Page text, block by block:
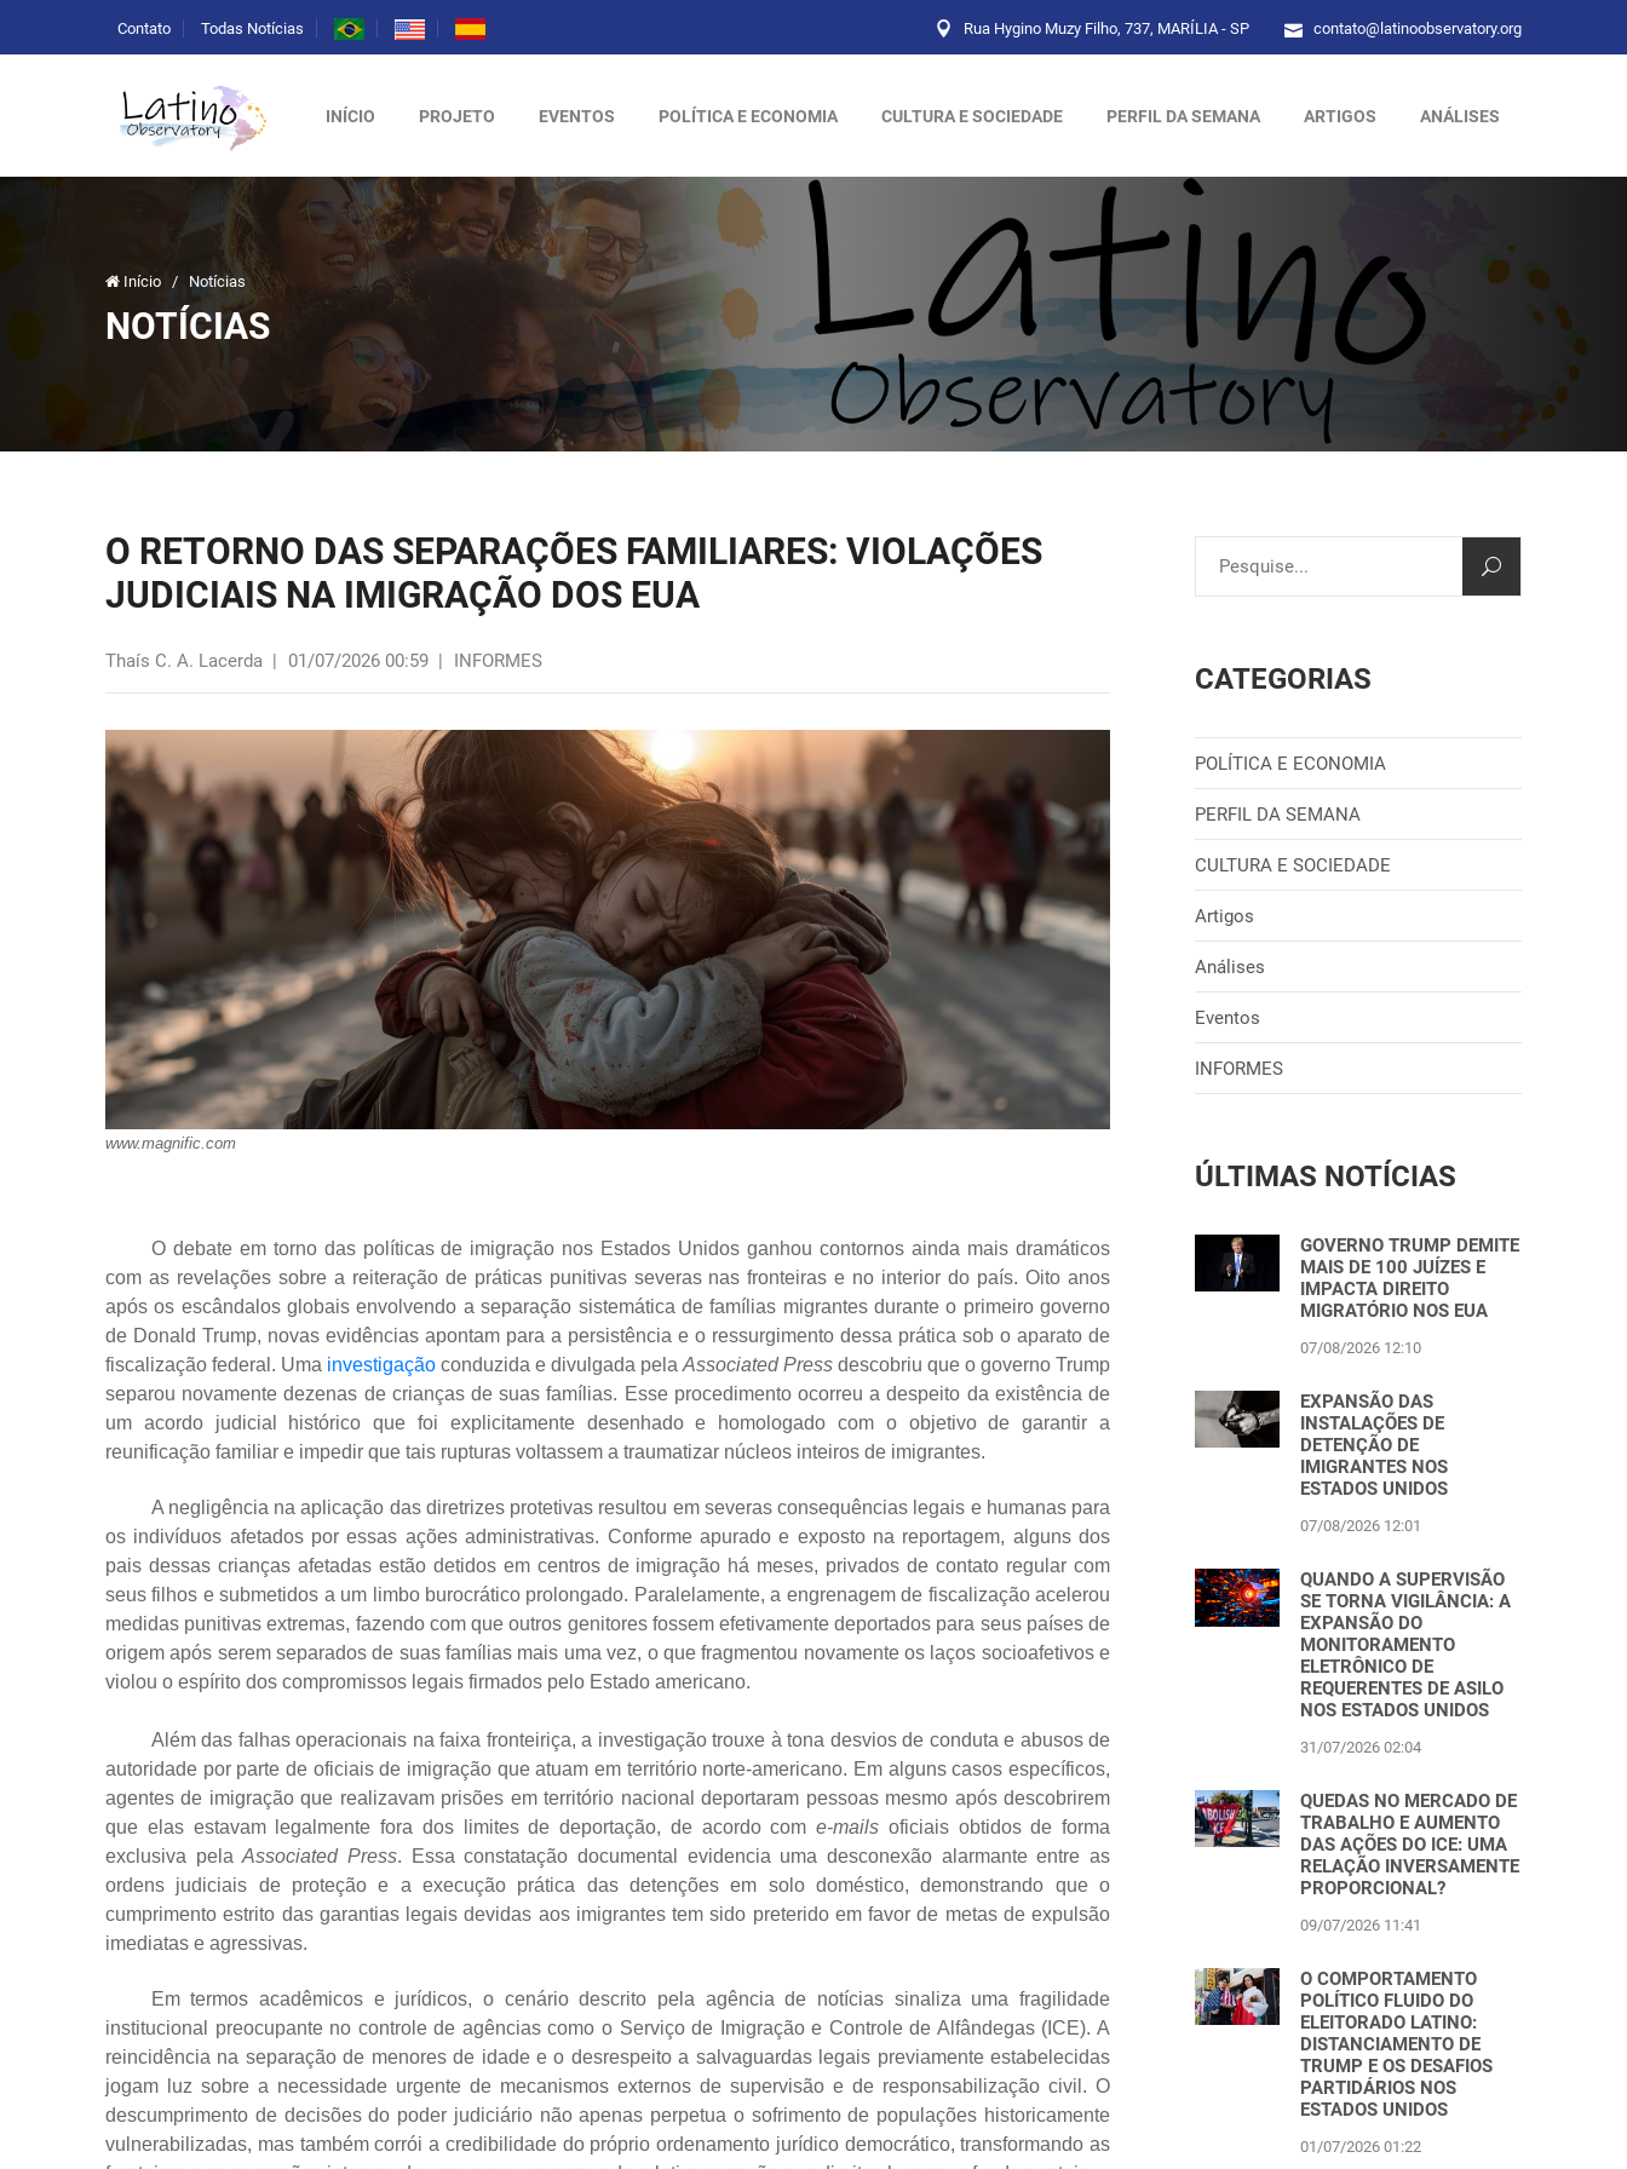
Contato Todas Notícias Rua Hygino Muzy Filho, 737, MARÍLIA - SP contato@latinoobservatory.org
INÍCIO PROJETO EVENTOS POLÍTICA E ECONOMIA CULTURA E SOCIEDADE PERFIL DA SEMANA ARTIGOS ANÁLISES
Início / Notícias
NOTÍCIAS
O RETORNO DAS SEPARAÇÕES FAMILIARES: VIOLAÇÕES
JUDICIAIS NA IMIGRAÇÃO DOS EUA
Thaís C. A. Lacerda | 01/07/2026 00:59 | INFORMES
www.magnific.com
O debate em torno das políticas de imigração nos Estados Unidos ganhou contornos ainda mais dramáticos
com as revelações sobre a reiteração de práticas punitivas severas nas fronteiras e no interior do país. Oito anos
após os escândalos globais envolvendo a separação sistemática de famílias migrantes durante o primeiro governo
de Donald Trump, novas evidências apontam para a persistência e o ressurgimento dessa prática sob o aparato de
fiscalização federal. Uma investigação conduzida e divulgada pela Associated Press descobriu que o governo Trump
separou novamente dezenas de crianças de suas famílias. Esse procedimento ocorreu a despeito da existência de
um acordo judicial histórico que foi explicitamente desenhado e homologado com o objetivo de garantir a
reunificação familiar e impedir que tais rupturas voltassem a traumatizar núcleos inteiros de imigrantes.
A negligência na aplicação das diretrizes protetivas resultou em severas consequências legais e humanas para
os indivíduos afetados por essas ações administrativas. Conforme apurado e exposto na reportagem, alguns dos
pais dessas crianças afetadas estão detidos em centros de imigração há meses, privados de contato regular com
seus filhos e submetidos a um limbo burocrático prolongado. Paralelamente, a engrenagem de fiscalização acelerou
medidas punitivas extremas, fazendo com que outros genitores fossem efetivamente deportados para seus países de
origem após serem separados de suas famílias mais uma vez, o que fragmentou novamente os laços socioafetivos e
violou o espírito dos compromissos legais firmados pelo Estado americano.
Além das falhas operacionais na faixa fronteiriça, a investigação trouxe à tona desvios de conduta e abusos de
autoridade por parte de oficiais de imigração que atuam em território norte-americano. Em alguns casos específicos,
agentes de imigração que realizavam prisões em território nacional deportaram pessoas mesmo após descobrirem
que elas estavam legalmente fora dos limites de deportação, de acordo com e-mails oficiais obtidos de forma
exclusiva pelaAssociated Press. Essa constatação documental evidencia uma desconexão alarmante entre as
ordens judiciais de proteção e a execução prática das detenções em solo doméstico, demonstrando que o
cumprimento estrito das garantias legais devidas aos imigrantes tem sido preterido em favor de metas de expulsão
imediatas e agressivas.
Em termos acadêmicos e jurídicos, o cenário descrito pela agência de notícias sinaliza uma fragilidade
institucional preocupante no controle de agências como o Serviço de Imigração e Controle de Alfândegas (ICE). A
reincidência na separação de menores de idade e o desrespeito a salvaguardas legais previamente estabelecidas
jogam luz sobre a necessidade urgente de mecanismos externos de supervisão e de responsabilização civil. O
descumprimento de decisões do poder judiciário não apenas perpetua o sofrimento de populações historicamente
vulnerabilizadas, mas também corrói a credibilidade do próprio ordenamento jurídico democrático, transformando as
CATEGORIAS
POLÍTICA E ECONOMIA
PERFIL DA SEMANA
CULTURA E SOCIEDADE
Artigos
Análises
Eventos
INFORMES
ÚLTIMAS NOTÍCIAS
GOVERNO TRUMP DEMITE
MAIS DE 100 JUÍZES E
IMPACTA DIREITO
MIGRATÓRIO NOS EUA
07/08/2026 12:10
EXPANSÃO DAS
INSTALAÇÕES DE
DETENÇÃO DE
IMIGRANTES NOS
ESTADOS UNIDOS
07/08/2026 12:01
QUANDO A SUPERVISÃO
SE TORNA VIGILÂNCIA: A
EXPANSÃO DO
MONITORAMENTO
ELETRÔNICO DE
REQUERENTES DE ASILO
NOS ESTADOS UNIDOS
31/07/2026 02:04
QUEDAS NO MERCADO DE
TRABALHO E AUMENTO
DAS AÇÕES DO ICE: UMA
RELAÇÃO INVERSAMENTE
PROPORCIONAL?
09/07/2026 11:41
O COMPORTAMENTO
POLÍTICO FLUIDO DO
ELEITORADO LATINO:
DISTANCIAMENTO DE
TRUMP E OS DESAFIOS
PARTIDÁRIOS NOS
ESTADOS UNIDOS
01/07/2026 01:22